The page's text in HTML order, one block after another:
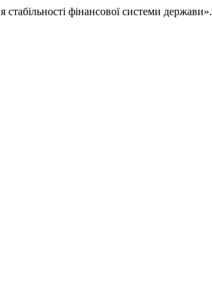
фінансової системи держави».